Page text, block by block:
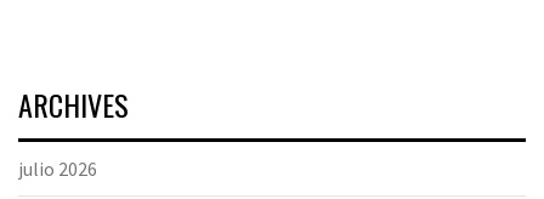
ARCHIVES
julio 2026